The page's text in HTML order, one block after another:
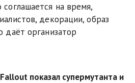
соглашается на время,
декорации, образ
даёт организатор
показал супермутанта и